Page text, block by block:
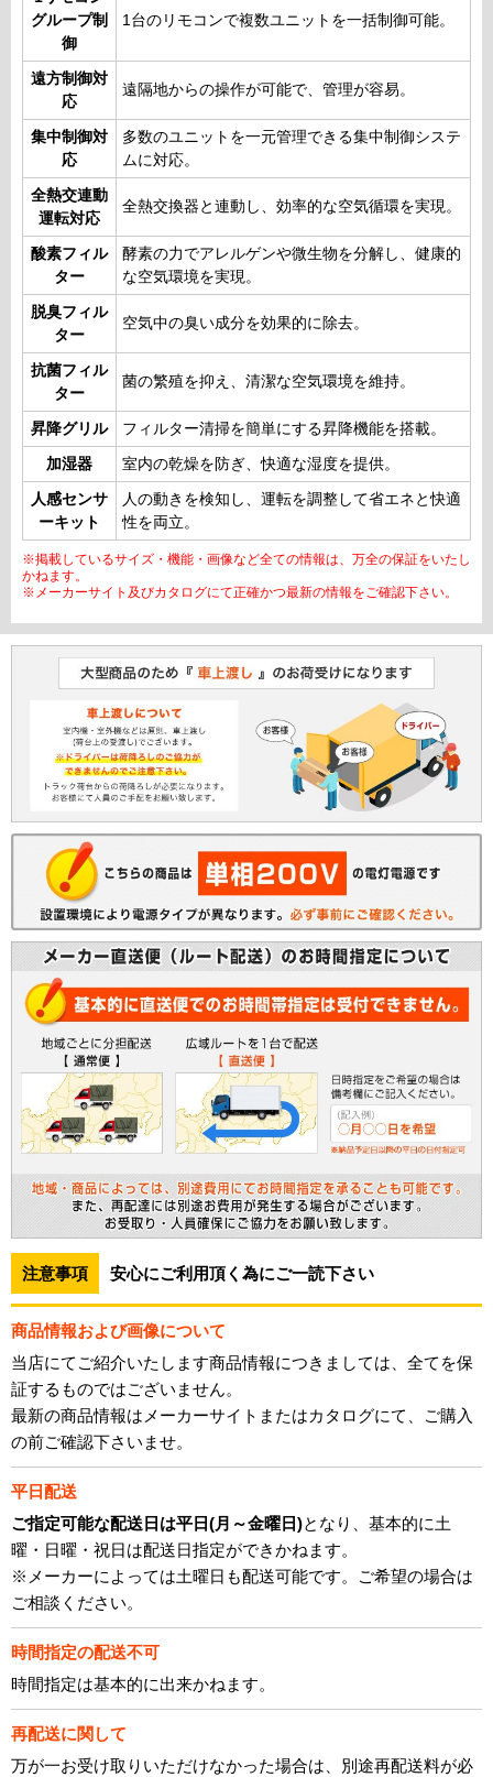
グループ制
御
1台のリモコンで複数ユニットを一括制御可能。
遠方制御対
応
遠隔地からの操作が可能で、管理が容易。
集中制御対
応
多数のユニットを一元管理できる集中制御システ
ムに対応。
全熱交連動
運転対応
全熱交換器と連動し、効率的な空気循環を実現。
酸素フィル
ター
酵素の力でアレルゲンや微生物を分解し、健康的
な空気環境を実現。
脱臭フィル
ター
空気中の臭い成分を効果的に除去。
抗菌フィル
ター
菌の繁殖を抑え、清潔な空気環境を維持。
昇降グリル フィルター清掃を簡単にする昇降機能を搭載。
加湿器 室内の乾燥を防ぎ、快適な湿度を提供。
人感センサ
ーキット
人の動きを検知し、運転を調整して省エネと快適
性を両立。
※掲載しているサイズ・機能・画像など全ての情報は、万全の保証をいたし
かねます。
※メーカーサイト及びカタログにて正確かつ最新の情報をご確認下さい。
注意事項 安心にご利用頂く為にご一読下さい
商品情報および画像について
当店にてご紹介いたします商品情報につきましては、全てを保
証するものではございません。
最新の商品情報はメーカーサイトまたはカタログにて、ご購入
の前ご確認下さいませ。
平日配送
ご指定可能な配送日は平日(月～金曜日)となり、基本的に土
曜・日曜・祝日は配送日指定ができかねます。
※メーカーによっては土曜日も配送可能です。ご希望の場合は
ご相談ください。
時間指定の配送不可
時間指定は基本的に出来かねます。
再配送に関して
万が一お受け取りいただけなかった場合は、別途再配送料が必